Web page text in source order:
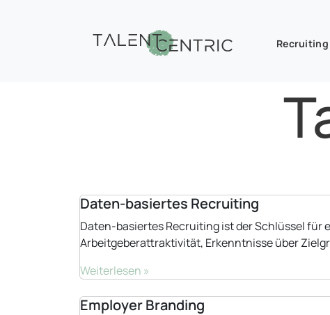
Daten-basiertes Recruiting
Daten-basiertes Recruiting ist der Schlüssel für
Arbeitgeberattraktivität, Erkenntnisse über
Weiterlesen »
Employer Branding